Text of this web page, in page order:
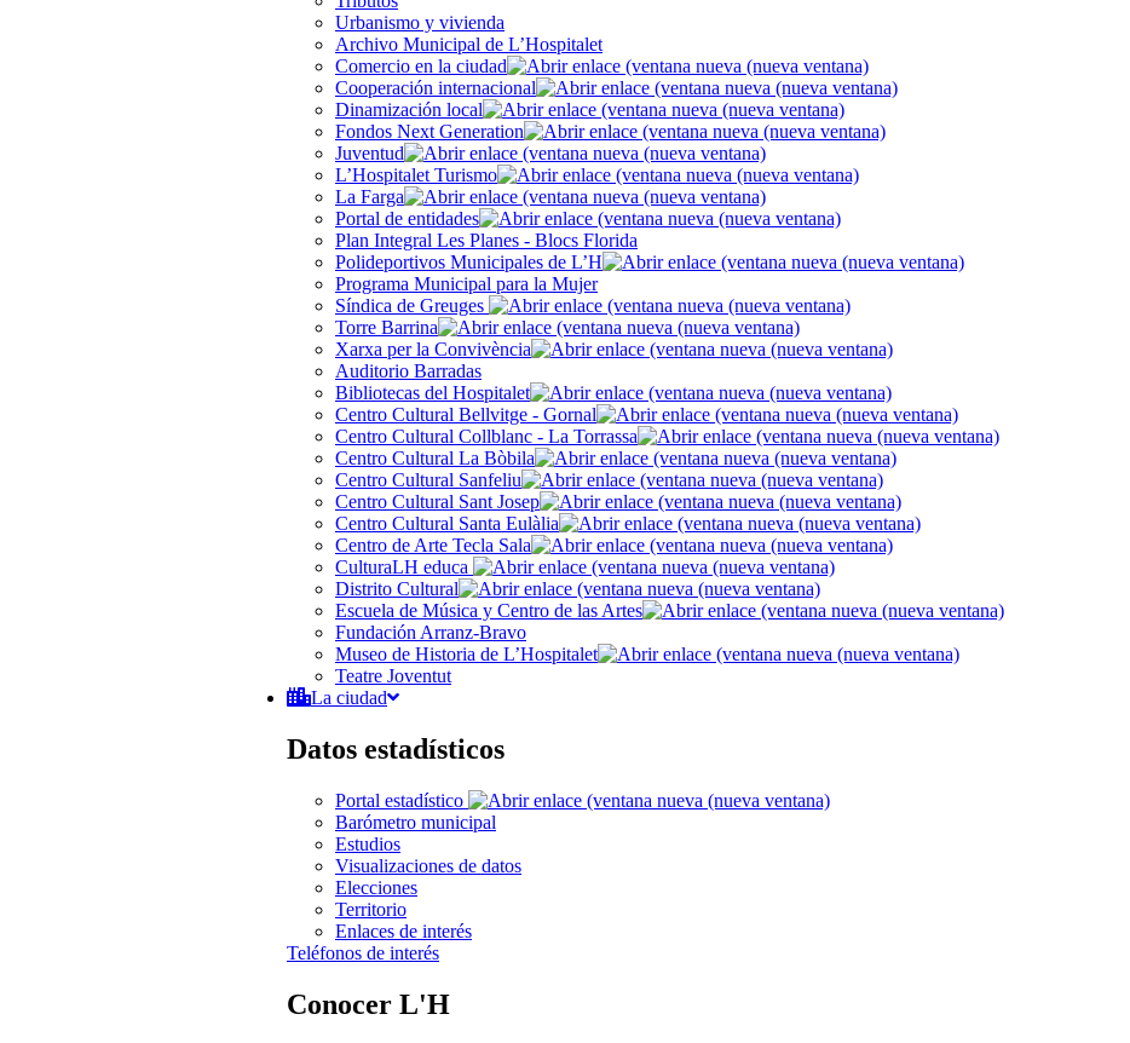
Urbanismo y vivienda
Archivo Municipal de L’Hospitalet
Comercio en la ciudad
Cooperación internacional
Dinamización local
Fondos Next Generation
Juventud
L’Hospitalet Turismo
La Farga
Portal de entidades
Plan Integral Les Planes - Blocs Florida
Polideportivos Municipales de L’H
Programa Municipal para la Mujer
Síndica de Greuges
Torre Barrina
Xarxa per la Convivència
Auditorio Barradas
Bibliotecas del Hospitalet
Centro Cultural Bellvitge - Gornal
Centro Cultural Collblanc - La Torrassa
Centro Cultural La Bòbila
Centro Cultural Sanfeliu
Centro Cultural Sant Josep
Centro Cultural Santa Eulàlia
Centro de Arte Tecla Sala
CulturaLH educa
Distrito Cultural
Escuela de Música y Centro de las Artes
Fundación Arranz-Bravo
Museo de Historia de L’Hospitalet
Teatre Joventut
La ciudad
Datos estadísticos
Portal estadístico
Barómetro municipal
Estudios
Visualizaciones de datos
Elecciones
Territorio
Enlaces de interés
Teléfonos de interés
Conocer L'H